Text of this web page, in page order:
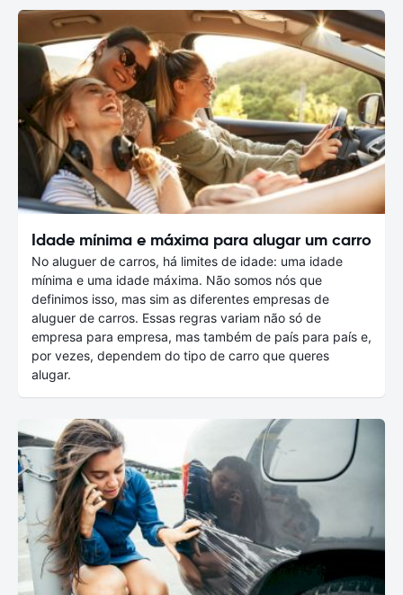
Idade mínima e máxima para alugar um carro
No aluguer de carros, há limites de idade: uma idade
mínima e uma idade máxima. Não somos nós que
definimos isso, mas sim as diferentes empresas de
aluguer de carros. Essas regras variam não só de
empresa para empresa, mas também de país para país e,
por vezes, dependem do tipo de carro que queres
alugar.